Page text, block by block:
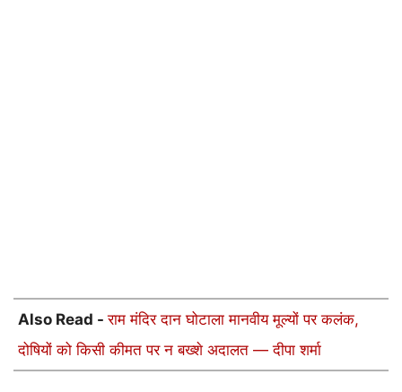
Also Read -राम मंदिर दान घोटाला मानवीय मूल्यों पर कलंक,
दोषियों को किसी कीमत पर न बख्शे अदालत — दीपा शर्मा